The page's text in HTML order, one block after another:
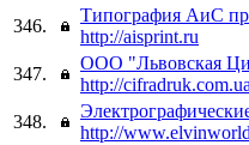
346.
Типография АиС
http://aisprint.ru
347.
ООО "Львовская
http://cifradruk.com.ua
348.
http://